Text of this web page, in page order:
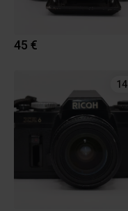
45 €
14